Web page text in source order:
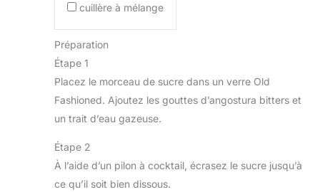
cuillère à mélange
Préparation
Étape 1
Placez le morceau de sucre dans un verre Old
Fashioned. Ajoutez les gouttes d’angostura bitters et
un trait d’eau gazeuse.
Étape 2
À l’aide d’un pilon à cocktail, écrasez le sucre jusqu’à
ce qu’il soit bien dissous.